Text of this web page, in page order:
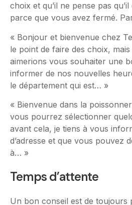
choix et qu’il ne pense pas
parce que vous avez fermé.
« Bonjour et bienvenue chez
le point de faire des choix,
aimerions vous souhaiter une
informer de nos nouvelles
le département qui est… »
« Bienvenue dans la
vous pourrez sélectionner
avant cela, je tiens à vous
d’adresse et que vous pouvez
à… »
Temps d’attente
Un bon conseil est de toujours